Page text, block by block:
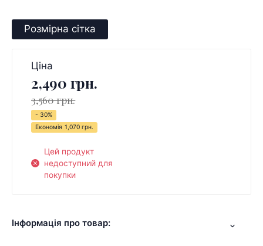
Розмірна сітка
Ціна
2,490 грн.
3,560 грн.
- 30%
Економія 1,070 грн.
Цей продукт
недоступний для
покупки
Інформація про товар: